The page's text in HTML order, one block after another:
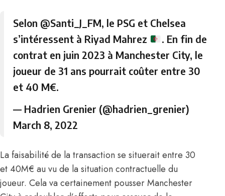
Selon @Santi_J_FM, le PSG et Chelsea
s’intéressent à Riyad Mahrez
. En fin de
contrat en juin 2023 à Manchester City, le
joueur de 31 ans pourrait coûter entre 30
et 40 M€.
— Hadrien Grenier (@hadrien_grenier)
March 8, 2022
La faisabilité de la transaction se situerait entre 30
et 40M€ au vu de la situation contractuelle du
joueur. Cela va certainement pousser Manchester